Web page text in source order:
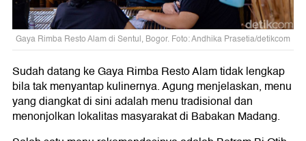
Gaya Rimba Resto Alam di Sentul, Bogor. Foto: Andhika Prasetia/detikcom
Sudah datang ke Gaya Rimba Resto Alam tidak lengkap
bila tak menyantap kulinernya. Agung menjelaskan, menu
yang diangkat di sini adalah menu tradisional dan
menonjolkan lokalitas masyarakat di Babakan Madang.